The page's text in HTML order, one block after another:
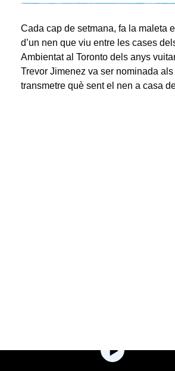
Cada cap de setmana, fa la maleta
d’un nen que viu entre les cases
Ambientat al Toronto dels anys
Trevor Jimenez va ser nominada
transmetre què sent el nen a casa